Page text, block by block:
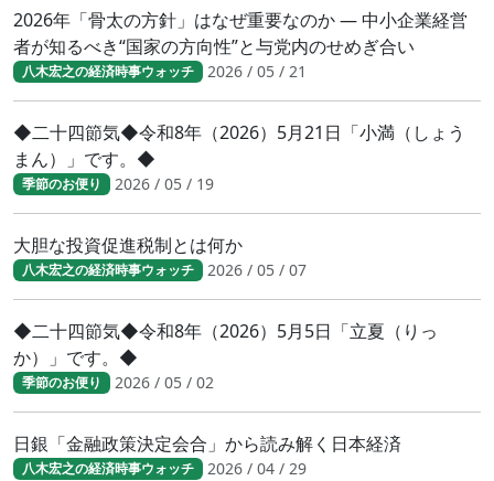
2026年「骨太の方針」はなぜ重要なのか ― 中小企業経営
者が知るべき“国家の方向性”と与党内のせめぎ合い
八木宏之の経済時事ウォッチ 2026 / 05 / 21
◆二十四節気◆令和8年（2026）5月21日「小満（しょう
まん）」です。◆
季節のお便り 2026 / 05 / 19
大胆な投資促進税制とは何か
八木宏之の経済時事ウォッチ 2026 / 05 / 07
◆二十四節気◆令和8年（2026）5月5日「立夏（りっ
か）」です。◆
季節のお便り 2026 / 05 / 02
日銀「金融政策決定会合」から読み解く日本経済
八木宏之の経済時事ウォッチ 2026 / 04 / 29